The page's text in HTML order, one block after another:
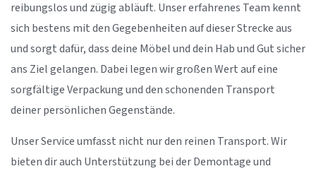
reibungslos und zügig abläuft. Unser erfahrenes Team kennt
sich bestens mit den Gegebenheiten auf dieser Strecke aus
und sorgt dafür, dass deine Möbel und dein Hab und Gut sicher
ans Ziel gelangen. Dabei legen wir großen Wert auf eine
sorgfältige Verpackung und den schonenden Transport
deiner persönlichen Gegenstände.
Unser Service umfasst nicht nur den reinen Transport. Wir
bieten dir auch Unterstützung bei der Demontage und